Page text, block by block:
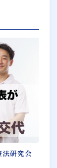
法研究会